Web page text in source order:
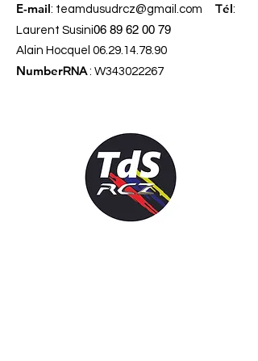
E-mail: teamdusudrcz@gmail.com Tél:
Laurent Susini06 89 62 00 79
Alain Hocquel 06.29.14.78.90
NumberRNA: W343022267